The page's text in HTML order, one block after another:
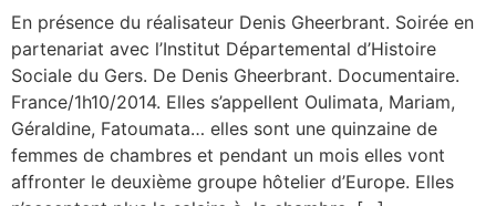
En présence du réalisateur Denis Gheerbrant. Soirée en
partenariat avec l’Institut Départemental d’Histoire
Sociale du Gers. De Denis Gheerbrant. Documentaire.
France/1h10/2014. Elles s’appellent Oulimata, Mariam,
Géraldine, Fatoumata… elles sont une quinzaine de
femmes de chambres et pendant un mois elles vont
affronter le deuxième groupe hôtelier d’Europe. Elles